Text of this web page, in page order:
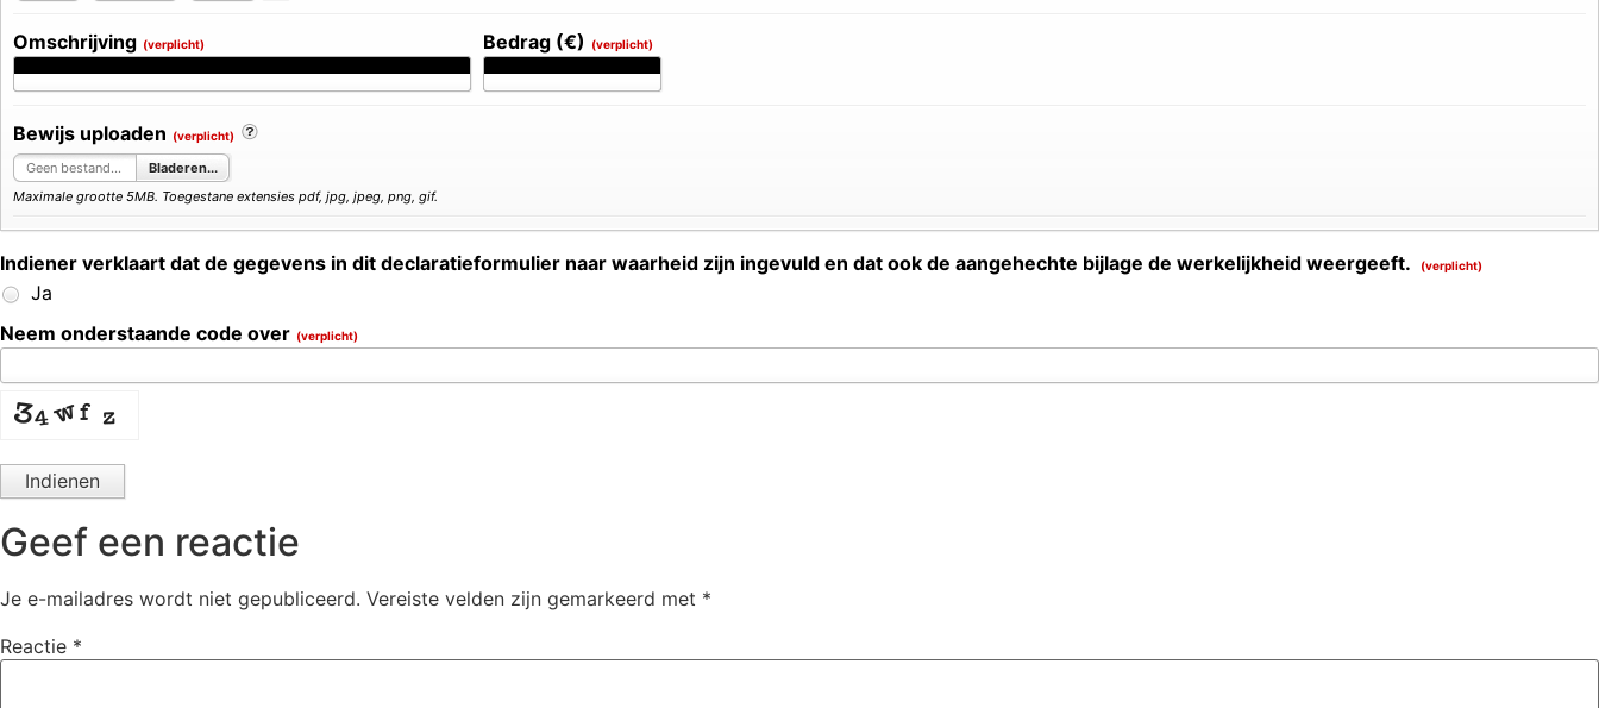
Omschrijving (verplicht) Bedrag (€) (verplicht)
Bewijs uploaden (verplicht)
Geen bestand geselecteerd
Bladeren...
Maximale grootte 5MB. Toegestane extensies pdf, jpg, jpeg, png, gif.
Indiener verklaart dat de gegevens in dit declaratieformulier naar waarheid zijn ingevuld en dat ook de aangehechte bijlage de werkelijkheid weergeeft. (verplicht)
Ja
Neem onderstaande code over (verplicht)
Indienen
Geef een reactie
Je e-mailadres wordt niet gepubliceerd. Vereiste velden zijn gemarkeerd met *
Reactie *